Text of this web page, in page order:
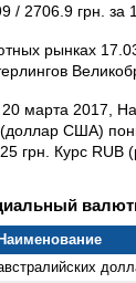
/ 2706.9 грн.
рынках
марта 2017,
США)
грн. Курс RUB